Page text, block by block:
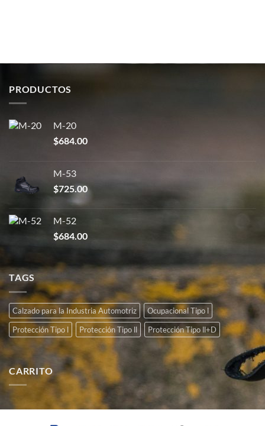
PRODUCTOS
M-20
$684.00
M-53
$725.00
M-52
$684.00
TAGS
Calzado para la Industria Automotriz
Ocupacional Tipo l
Protección Tipo l
Protección Tipo ll Protección Tipo ll+D
CARRITO